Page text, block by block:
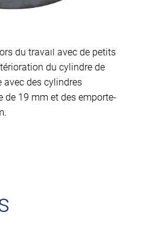
du travail avec de petits
du cylindre de
avec des cylindres
de 19 mm et des emporte-